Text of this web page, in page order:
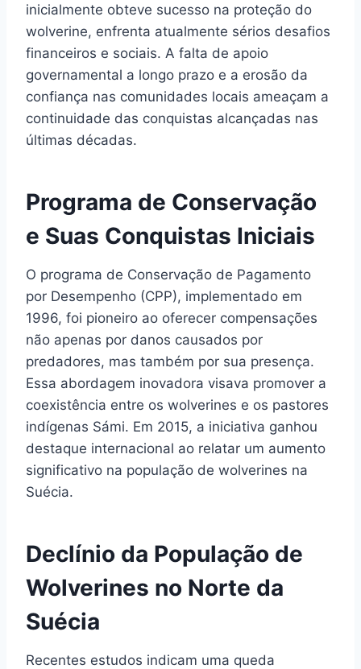
inicialmente obteve sucesso na proteção do
wolverine, enfrenta atualmente sérios desafios
financeiros e sociais. A falta de apoio
governamental a longo prazo e a erosão da
confiança nas comunidades locais ameaçam a
continuidade das conquistas alcançadas nas
últimas décadas.
Programa de Conservação
e Suas Conquistas Iniciais
O programa de Conservação de Pagamento
por Desempenho (CPP), implementado em
1996, foi pioneiro ao oferecer compensações
não apenas por danos causados por
predadores, mas também por sua presença.
Essa abordagem inovadora visava promover a
coexistência entre os wolverines e os pastores
indígenas Sámi. Em 2015, a iniciativa ganhou
destaque internacional ao relatar um aumento
significativo na população de wolverines na
Suécia.
Declínio da População de
Wolverines no Norte da
Suécia
Recentes estudos indicam uma queda